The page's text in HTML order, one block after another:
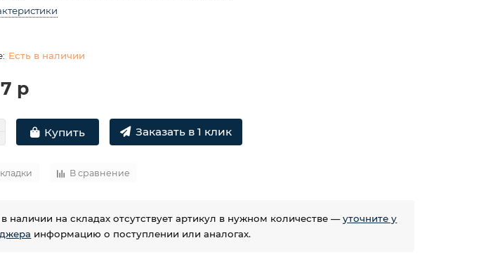
Есть в наличии
р
Купить Заказать в 1 клик
В сравнение
наличии на складах отсутствует артикул в нужном количестве —уточните у
информацию о поступлении или аналогах.